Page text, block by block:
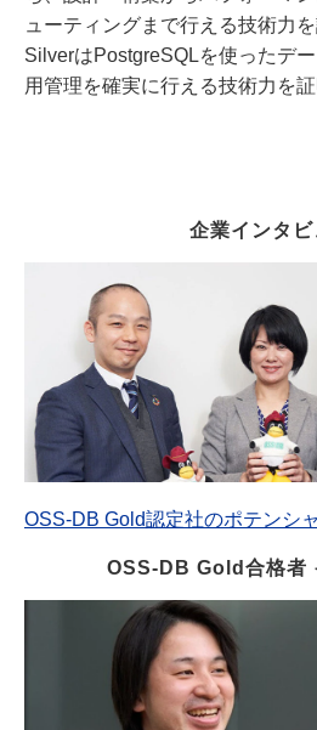
ューティングまで行える技術力
SilverはPostgreSQLを使ったデ
用管理を確実に行える技術力を証
企業インタビ
OSS-DB Gold認定社のポテンシ
OSS-DB Gold合格者